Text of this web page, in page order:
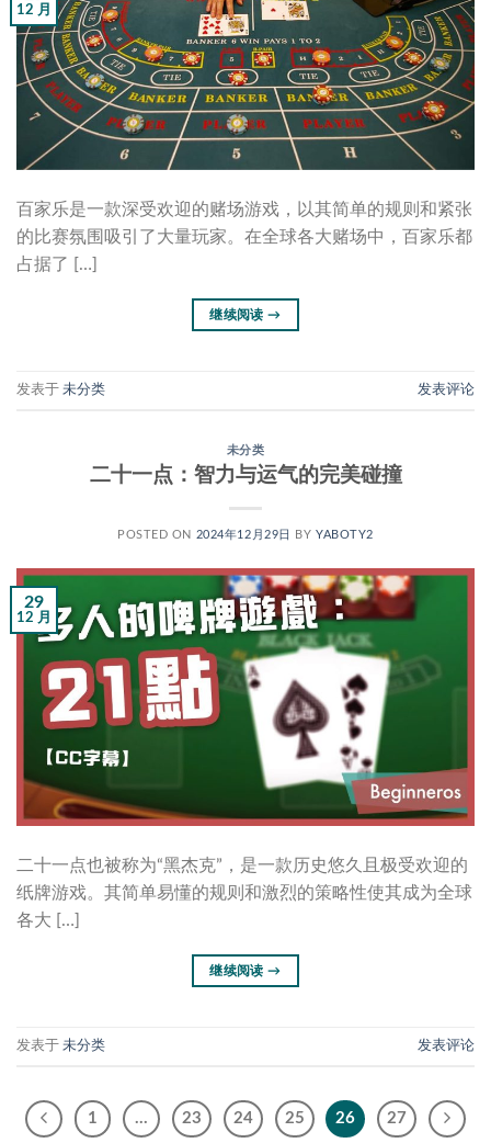
12 月
百家乐是一款深受欢迎的赌场游戏，以其简单的规则和紧张
的比赛氛围吸引了大量玩家。在全球各大赌场中，百家乐都
占据了 […]
继续阅读→
发表于 未分类 发表评论
未分类
二十一点：智力与运气的完美碰撞
POSTED ON 2024年12月29日 BYYABOTY2
29
12 月
二十一点也被称为“黑杰克”，是一款历史悠久且极受欢迎的
纸牌游戏。其简单易懂的规则和激烈的策略性使其成为全球
各大 […]
继续阅读→
发表于 未分类 发表评论
1 … 23 24 25 26 27